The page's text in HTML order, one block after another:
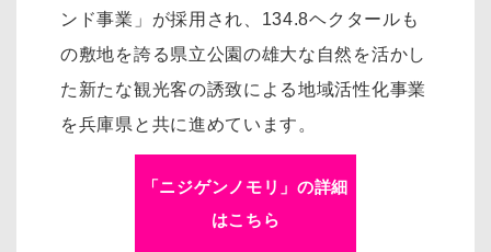
ンド事業」が採用され、134.8ヘクタールも
の敷地を誇る県立公園の雄大な自然を活かし
た新たな観光客の誘致による地域活性化事業
を兵庫県と共に進めています。
「ニジゲンノモリ」の詳細
はこちら